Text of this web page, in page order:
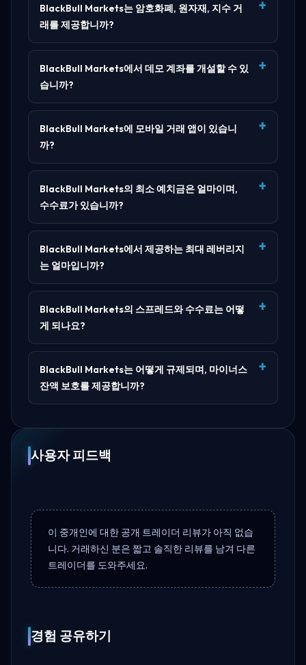
BlackBull Markets는 암호화폐, 원자재, 지수 거
래를 제공합니까?
BlackBull Markets에서 데모 계좌를 개설할 수 있
습니까?
BlackBull Markets에 모바일 거래 앱이 있습니
까?
BlackBull Markets의 최소 예치금은 얼마이며,
수수료가 있습니까?
BlackBull Markets에서 제공하는 최대 레버리지
는 얼마입니까?
BlackBull Markets의 스프레드와 수수료는 어떻
게 되나요?
BlackBull Markets는 어떻게 규제되며, 마이너스
잔액 보호를 제공합니까?
사용자 피드백
이 중개인에 대한 공개 트레이더 리뷰가 아직 없습
니다. 거래하신 분은 짧고 솔직한 리뷰를 남겨 다른
트레이더를 도와주세요.
경험 공유하기